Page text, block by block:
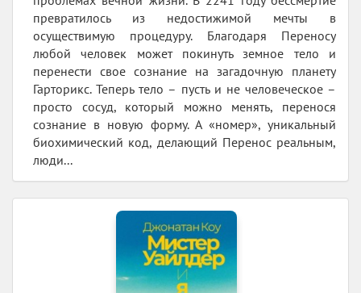
превратилось из недостижимой мечты в
осуществимую процедуру. Благодаря Переносу
любой человек может покинуть земное тело и
перенести свое сознание на загадочную планету
Гарторикс. Теперь тело – пусть и не человеческое –
просто сосуд, который можно менять, перенося
сознание в новую форму. А «номер», уникальный
биохимический код, делающий Перенос реальным,
люди...